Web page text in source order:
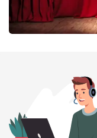
BESTEL NU